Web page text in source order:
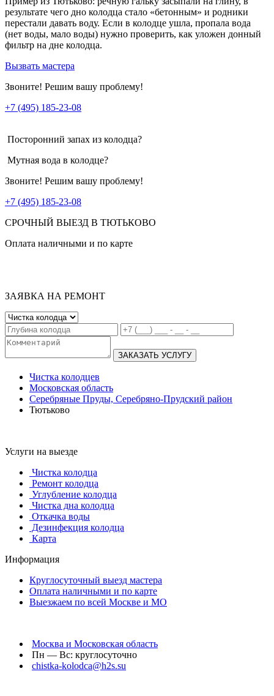
результате чего дно колодца стало «бетонным» и родники
перестали давать воду. Если в колодце ушла, пропала вода
(нет воды, мало воды) нужно проверить, как уложен донный
фильтр на дне колодца.
Вызвать мастера
Звоните! Решим вашу проблему!
+7 (495) 185-23-08
Посторонний запах из колодца?
Мутная вода в колодце?
Звоните! Решим вашу проблему!
+7 (495) 185-23-08
СРОЧНЫЙ ВЫЕЗД В ТЮТЬКОВО
Оплата наличными и по карте
ЗАЯВКА НА РЕМОНТ
ЗАКАЗАТЬ УСЛУГУ
Чистка колодцев
Московская область
Серебряные Пруды, Серебряно-Прудский район
Тютьково
Услуги на выезде
Чистка колодца
Ремонт колодца
Углубление колодца
Чистка дна колодца
Откачка воды
Дезинфекция колодца
Карта
Информация
Круглосуточный выезд мастера
Оплата наличными и по карте
Выезжаем по всей Москве и МО
Москва и Московская область
Пн — Вс: круглосуточно
chistka-kolodca@h2s.su